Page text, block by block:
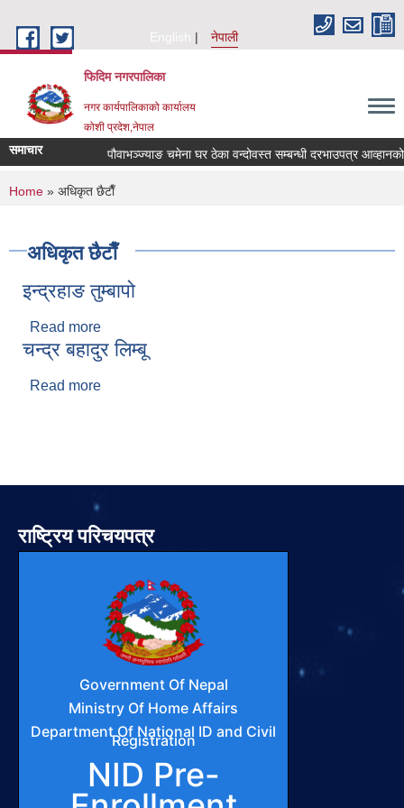
English
नेपाली
फिदिम नगरपालिका
नगर कार्यपालिकाको कार्यालय
कोशी प्रदेश,नेपाल
समाचार पौवाभञ्ज्याङ चमेना घर ठेका वन्दोवस्त सम्बन्धी दरभाउपत्र आव्हानको
You are here
Home » अधिकृत छैटाैँ
अधिकृत छैटाैँ
इन्द्रहाङ तुम्बापो
Read more
चन्द्र बहादुर लिम्बू
Read more
राष्ट्रिय परिचयपत्र